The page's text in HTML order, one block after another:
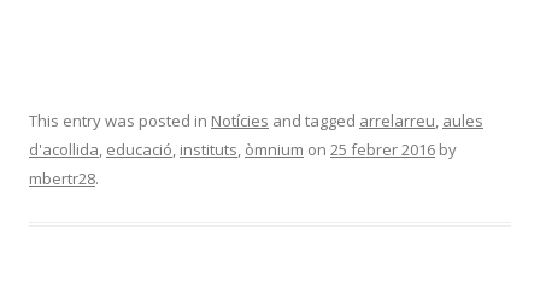
This entry was posted in Notícies and tagged arrelarreu aules
d'acollida educació instituts òmnium on 25 febrer 2016 by
mbertr28.